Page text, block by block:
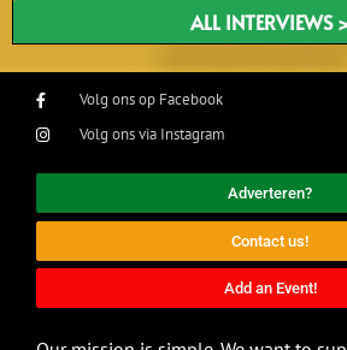
ALL INTERVIEWS
Volg ons op Facebook
Volg ons via Instagram
Adverteren?
Contact us!
Add an Event!